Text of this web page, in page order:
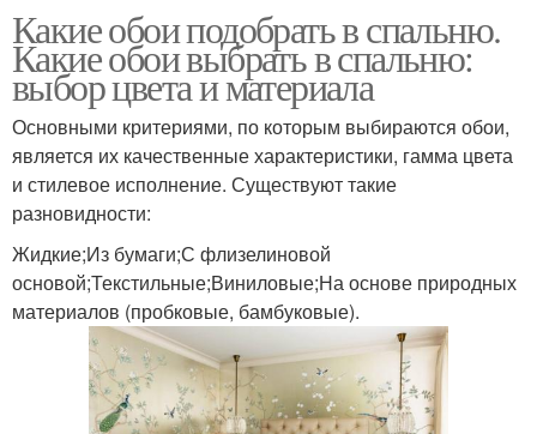
Какие обои подобрать в спальню.
Какие обои выбрать в спальню:
выбор цвета и материала
Основными критериями, по которым выбираются обои,
является их качественные характеристики, гамма цвета
и стилевое исполнение. Существуют такие
разновидности:
Жидкие;Из бумаги;С флизелиновой
основой;Текстильные;Виниловые;На основе природных
материалов (пробковые, бамбуковые).